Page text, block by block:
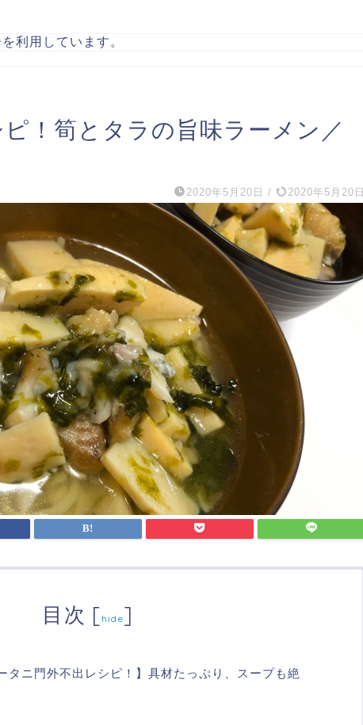
利用しています。
！筍とタラの旨味ラーメン／
2020年5月20日 / 2020年5月20日
目次 [ hide]
タニ門外不出レシピ！】具材たっぷり、スープも絶